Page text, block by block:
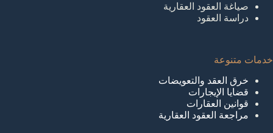
صياغة العقود العقارية
دراسة العقود
خدمات متنوعة
خرق العقد والتعويضات
قضايا الإيجارات
قوانين العقارات
مراجعة العقود العقارية